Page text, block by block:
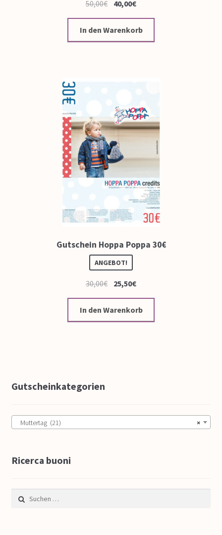
50,00€ 40,00€
In den Warenkorb
Gutschein Hoppa Poppa 30€
ANGEBOT!
30,00€ 25,50€
In den Warenkorb
Gutscheinkategorien
×
Muttertag (21)
Ricerca buoni
Suche nach: